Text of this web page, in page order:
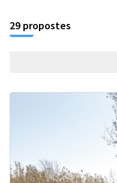
29 propostes